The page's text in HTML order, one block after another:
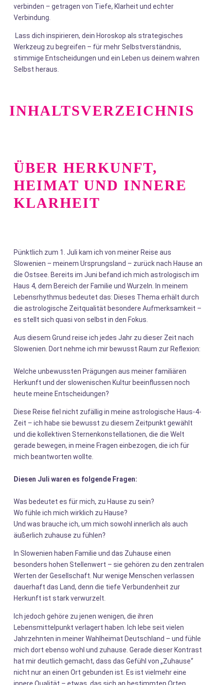
verbinden – getragen von Tiefe, Klarheit und echter
Verbindung.
Lass dich inspirieren, dein Horoskop als strategisches
Werkzeug zu begreifen – für mehr Selbstverständnis,
stimmige Entscheidungen und ein Leben us deinem wahren
Selbst heraus.
INHALTSVERZEICHNIS
ÜBER HERKUNFT,
HEIMAT UND INNERE
KLARHEIT
Pünktlich zum 1. Juli kam ich von meiner Reise aus
Slowenien – meinem Ursprungsland – zurück nach Hause an
die Ostsee. Bereits im Juni befand ich mich astrologisch im
Haus 4, dem Bereich der Familie und Wurzeln. In meinem
Lebensrhythmus bedeutet das: Dieses Thema erhält durch
die astrologische Zeitqualität besondere Aufmerksamkeit –
es stellt sich quasi von selbst in den Fokus.
Aus diesem Grund reise ich jedes Jahr zu dieser Zeit nach
Slowenien. Dort nehme ich mir bewusst Raum zur Reflexion:
Welche unbewussten Prägungen aus meiner familiären
Herkunft und der slowenischen Kultur beeinflussen noch
heute meine Entscheidungen?
Diese Reise fiel nicht zufällig in meine astrologische Haus-4-
Zeit – ich habe sie bewusst zu diesem Zeitpunkt gewählt
und die kollektiven Sternenkonstellationen, die die Welt
gerade bewegen, in meine Fragen einbezogen, die ich für
mich beantworten wollte.
Diesen Juli waren es folgende Fragen:
Was bedeutet es für mich, zu Hause zu sein?
Wo fühle ich mich wirklich zu Hause?
Und was brauche ich, um mich sowohl innerlich als auch
äußerlich zuhause zu fühlen?
In Slowenien haben Familie und das Zuhause einen
besonders hohen Stellenwert – sie gehören zu den zentralen
Werten der Gesellschaft. Nur wenige Menschen verlassen
dauerhaft das Land, denn die tiefe Verbundenheit zur
Herkunft ist stark verwurzelt.
Ich jedoch gehöre zu jenen wenigen, die ihren
Lebensmittelpunkt verlagert haben. Ich lebe seit vielen
Jahrzehnten in meiner Wahlheimat Deutschland – und fühle
mich dort ebenso wohl und zuhause. Gerade dieser Kontrast
hat mir deutlich gemacht, dass das Gefühl von „Zuhause“
nicht nur an einen Ort gebunden ist. Es ist vielmehr eine